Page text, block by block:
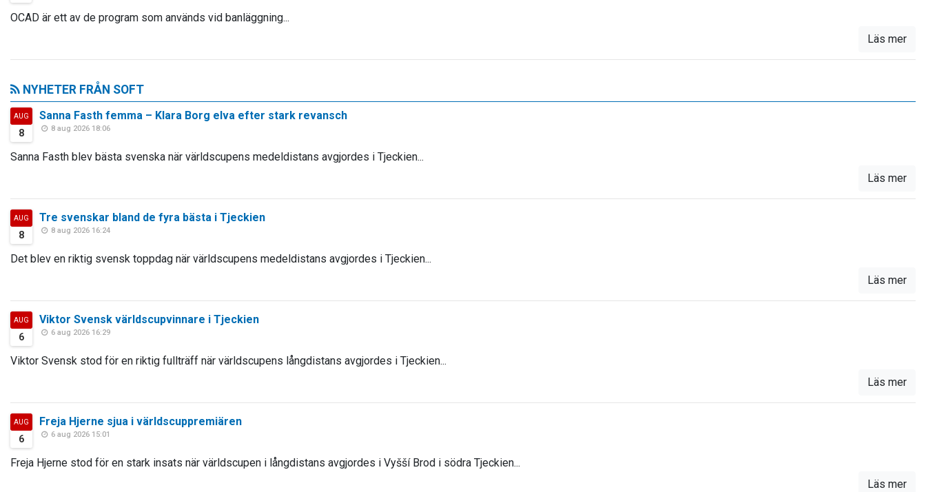
OCAD är ett av de program som används vid banläggning...
Läs mer
NYHETER FRÅN SOFT
AUG
8
Sanna Fasth femma – Klara Borg elva efter stark revansch
8 aug 2026 18:06
Sanna Fasth blev bästa svenska när världscupens medeldistans avgjordes i Tjeckien...
Läs mer
AUG
8
Tre svenskar bland de fyra bästa i Tjeckien
8 aug 2026 16:24
Det blev en riktig svensk toppdag när världscupens medeldistans avgjordes i Tjeckien...
Läs mer
AUG
6
Viktor Svensk världscupvinnare i Tjeckien
6 aug 2026 16:29
Viktor Svensk stod för en riktig fullträff när världscupens långdistans avgjordes i Tjeckien...
Läs mer
AUG
6
Freja Hjerne sjua i världscuppremiären
6 aug 2026 15:01
Freja Hjerne stod för en stark insats när världscupen i långdistans avgjordes i Vyšší Brod i södra Tjeckien...
Läs mer